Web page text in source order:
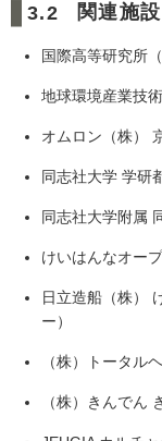
関連施設
国際高等研究所（
地球環境産業技
オムロン（株）
同志社大学 学研
同志社大学附属
けいはんなオー
日立造船（株）
ー）
（株）トータル
（株）きんでん